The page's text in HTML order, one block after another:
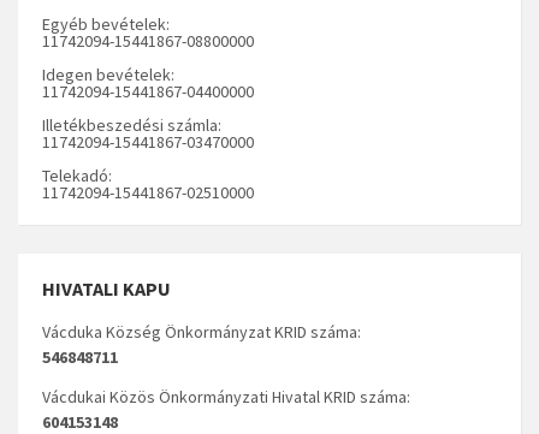
Egyéb bevételek:
11742094-15441867-08800000
Idegen bevételek:
11742094-15441867-04400000
Illetékbeszedési számla:
11742094-15441867-03470000
Telekadó:
11742094-15441867-02510000
HIVATALI KAPU
Vácduka Község Önkormányzat KRID száma:
546848711
Vácdukai Közös Önkormányzati Hivatal KRID száma:
604153148